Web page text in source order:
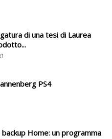
di una tesi di Laurea
PS4
backup Home: un programma